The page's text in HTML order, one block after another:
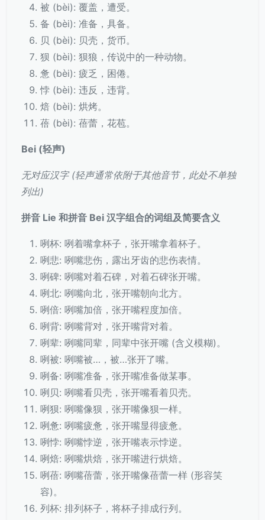
被 (bèi): 覆盖，遭受。
备 (bèi): 准备，具备。
贝 (bèi): 贝壳，货币。
狈 (bèi): 狈狼，传说中的一种动物。
惫 (bèi): 疲乏，困倦。
悖 (bèi): 违反，违背。
焙 (bèi): 烘烤。
蓓 (bèi): 蓓蕾，花苞。
Bei (轻声)
无对应汉字 (轻声通常依附于其他音节，此处不单独
列出)
拼音 Lie 和拼音 Bei 汉字组合的词组及简要含义
咧杯: 咧着嘴拿杯子，张开嘴拿着杯子。
咧悲: 咧嘴悲伤，露出牙齿的悲伤表情。
咧碑: 咧嘴对着石碑，对着石碑张开嘴。
咧北: 咧嘴向北，张开嘴朝向北方。
咧倍: 咧嘴加倍，张开嘴程度加倍。
咧背: 咧嘴背对，张开嘴背对着。
咧辈: 咧嘴同辈，同辈中张开嘴 (含义模糊)。
咧被: 咧嘴被…，被…张开了嘴。
咧备: 咧嘴准备，张开嘴准备做某事。
咧贝: 咧嘴看贝壳，张开嘴看着贝壳。
咧狈: 咧嘴像狈，张开嘴像狈一样。
咧惫: 咧嘴疲惫，张开嘴显得疲惫。
咧悖: 咧嘴悖逆，张开嘴表示悖逆。
咧焙: 咧嘴烘焙，张开嘴进行烘焙。
咧蓓: 咧嘴蓓蕾，张开嘴像蓓蕾一样 (形容笑
容)。
列杯: 排列杯子，将杯子排成行列。